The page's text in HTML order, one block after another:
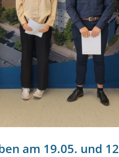
am 19.05. und